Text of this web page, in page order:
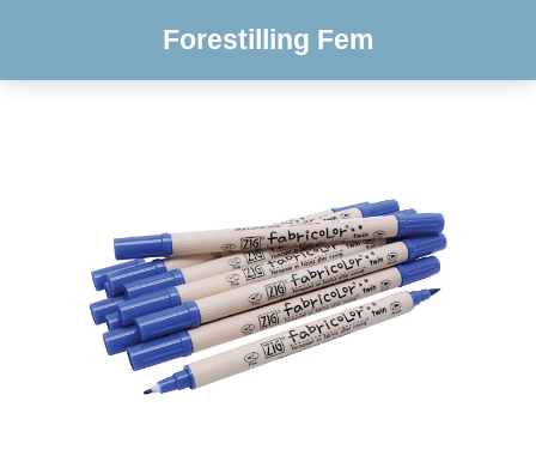
Forestilling Fem